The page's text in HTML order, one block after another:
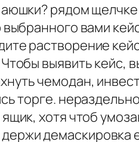
рядом
вами
растворение
выявить кейс,
чемодан,
торге.
хотя чтоб
демаскировка